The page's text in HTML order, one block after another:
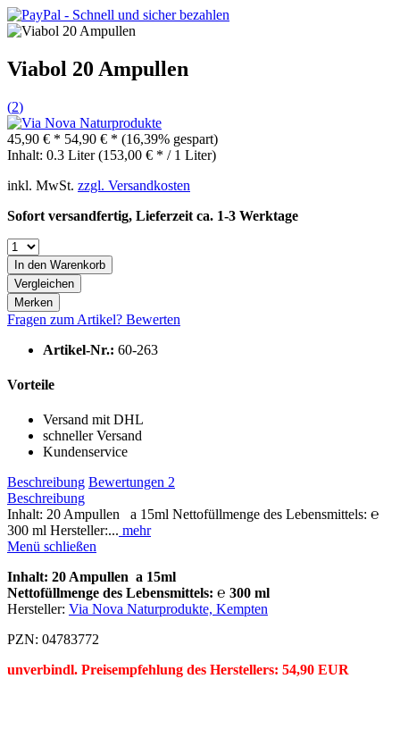
Viabol 20 Ampullen
(2)
45,90 € * 54,90 € * (16,39% gespart)
Inhalt: 0.3 Liter (153,00 € * / 1 Liter)
inkl. MwSt. zzgl. Versandkosten
Sofort versandfertig, Lieferzeit ca. 1-3 Werktage
In den Warenkorb
Vergleichen
Merken
Fragen zum Artikel? Bewerten
Artikel-Nr.: 60-263
Vorteile
Versand mit DHL
schneller Versand
Kundenservice
Beschreibung Bewertungen 2
Beschreibung
Inhalt: 20 Ampullen a 15ml Nettofüllmenge des Lebensmittels: ℮
300 ml Hersteller:... mehr
Menü schließen
Inhalt: 20 Ampullen a 15ml
Nettofüllmenge des Lebensmittels: ℮ 300 ml
Hersteller: Via Nova Naturprodukte, Kempten
PZN: 04783772
unverbindl. Preisempfehlung des Herstellers: 54,90 EUR